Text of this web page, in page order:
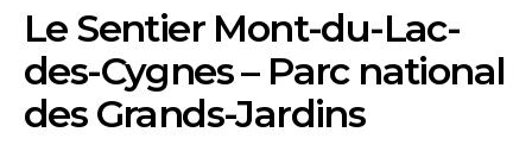
Le Sentier Mont-du-Lac-
des-Cygnes – Parc national
des Grands-Jardins